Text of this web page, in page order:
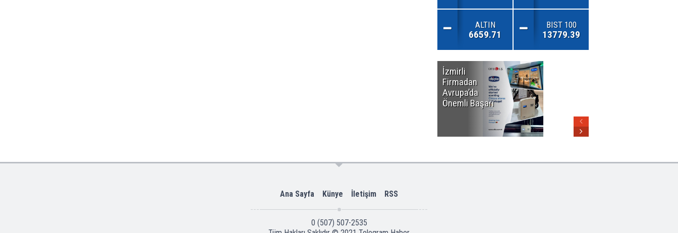
ALTIN
6659.71
BIST 100
13779.39
İzmirli
Firmadan
Avrupa’da
Önemli Başarı
Ana Sayfa Künye İletişim RSS
0 (507) 507-2535